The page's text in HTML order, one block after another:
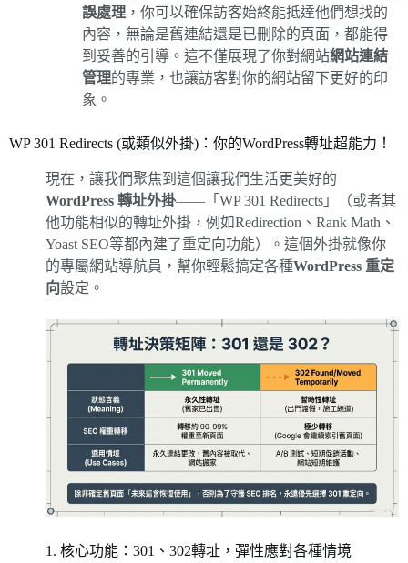
誤處理 ，你可以確保訪客始終能抵達他們想找的
內容，無論是舊連結還是已刪除的頁面，都能得
到妥善的引導。這不僅展現了你對網站網站連結
管理的專業，也讓訪客對你的網站留下更好的印
象。
WP 301 Redirects (或類似外掛)：你的WordPress轉址超能力！
現在，讓我們聚焦到這個讓我們生活更美好的
WordPress 轉址外掛——「WP 301 Redirects」（或者其
他功能相似的轉址外掛，例如Redirection、Rank Math、
Yoast SEO等都內建了重定向功能）。這個外掛就像你
的專屬網站導航員，幫你輕鬆搞定各種WordPress 重定
向設定。
1. 核心功能：301、302轉址，彈性應對各種情境